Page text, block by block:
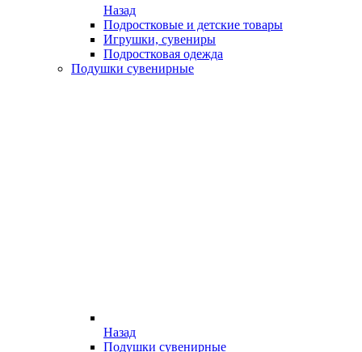
Назад
Подростковые и детские товары
Игрушки, сувениры
Подростковая одежда
Подушки сувенирные
Назад
Подушки сувенирные